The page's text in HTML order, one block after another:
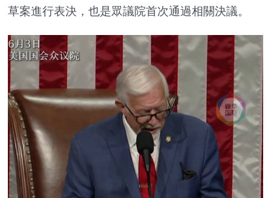
草案進行表決，也是眾議院首次通過相關決議。